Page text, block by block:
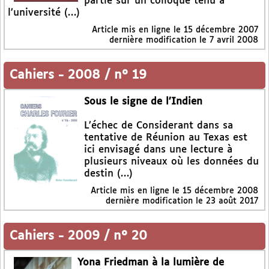
l’université (…)
Article mis en ligne le 15 décembre 2007
dernière modification le 7 avril 2008
Cahiers - 2008 / n° 19
Sous le signe de l’Indien
L’échec de Considerant dans sa
tentative de Réunion au Texas est
ici envisagé dans une lecture à
plusieurs niveaux où les données du
destin (…)
Article mis en ligne le 15 décembre 2008
dernière modification le 23 août 2017
Cahiers - 2009 / n° 20
Yona Friedman à la lumière de